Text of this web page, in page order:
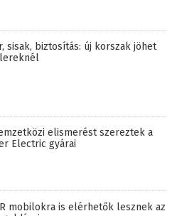
sisak, biztosítás: új korszak jöhet
elismerést szereztek a
Electric gyárai
mobilokra is elérhetők lesznek az